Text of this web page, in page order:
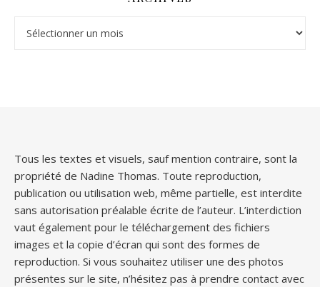
Tous les textes et visuels, sauf mention contraire, sont la
propriété de Nadine Thomas. Toute reproduction,
publication ou utilisation web, même partielle, est interdite
sans autorisation préalable écrite de l’auteur. L’interdiction
vaut également pour le téléchargement des fichiers
images et la copie d’écran qui sont des formes de
reproduction. Si vous souhaitez utiliser une des photos
présentes sur le site, n’hésitez pas à prendre contact avec